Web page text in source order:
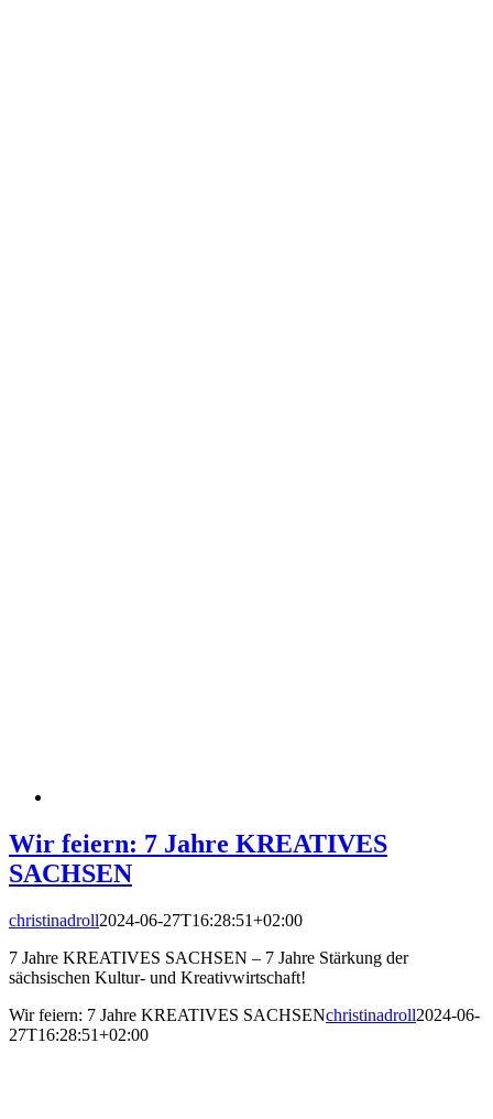
Wir feiern: 7 Jahre KREATIVES
SACHSEN
christinadroll2024-06-27T16:28:51+02:00
7 Jahre KREATIVES SACHSEN – 7 Jahre Stärkung der
sächsischen Kultur- und Kreativwirtschaft!
Wir feiern: 7 Jahre KREATIVES SACHSENchristinadroll2024-06-
27T16:28:51+02:00